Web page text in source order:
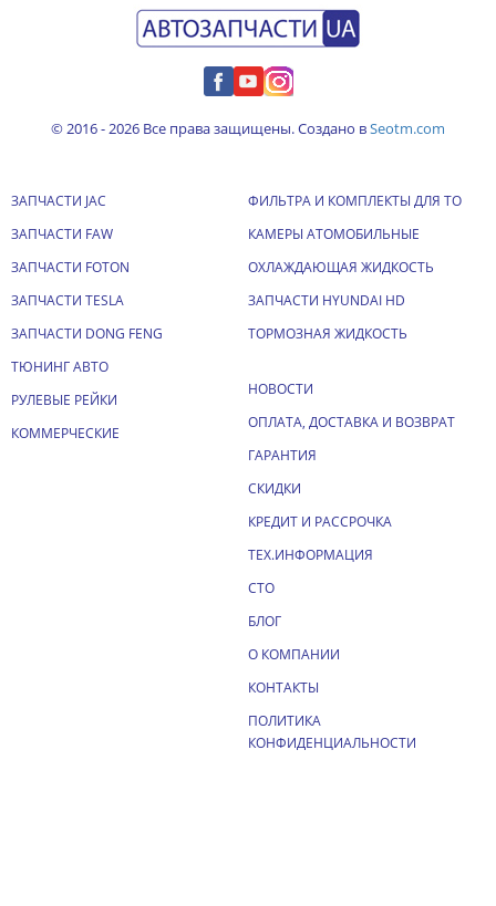
© 2016 - 2026 Все права защищены. Создано вSeotm.com
ЗАПЧАСТИ JAC
ЗАПЧАСТИ FAW
ЗАПЧАСТИ FOTON
ЗАПЧАСТИ TESLA
ЗАПЧАСТИ DONG FENG
ТЮНИНГ АВТО
РУЛЕВЫЕ РЕЙКИ
КОММЕРЧЕСКИЕ
ФИЛЬТРА И КОМПЛЕКТЫ ДЛЯ ТО
КАМЕРЫ АТОМОБИЛЬНЫЕ
ОХЛАЖДАЮЩАЯ ЖИДКОСТЬ
ЗАПЧАСТИ HYUNDAI HD
ТОРМОЗНАЯ ЖИДКОСТЬ
НОВОСТИ
ОПЛАТА, ДОСТАВКА И ВОЗВРАТ
ГАРАНТИЯ
СКИДКИ
КРЕДИТ И РАССРОЧКА
ТЕХ.ИНФОРМАЦИЯ
СТО
БЛОГ
О КОМПАНИИ
КОНТАКТЫ
ПОЛИТИКА
КОНФИДЕНЦИАЛЬНОСТИ